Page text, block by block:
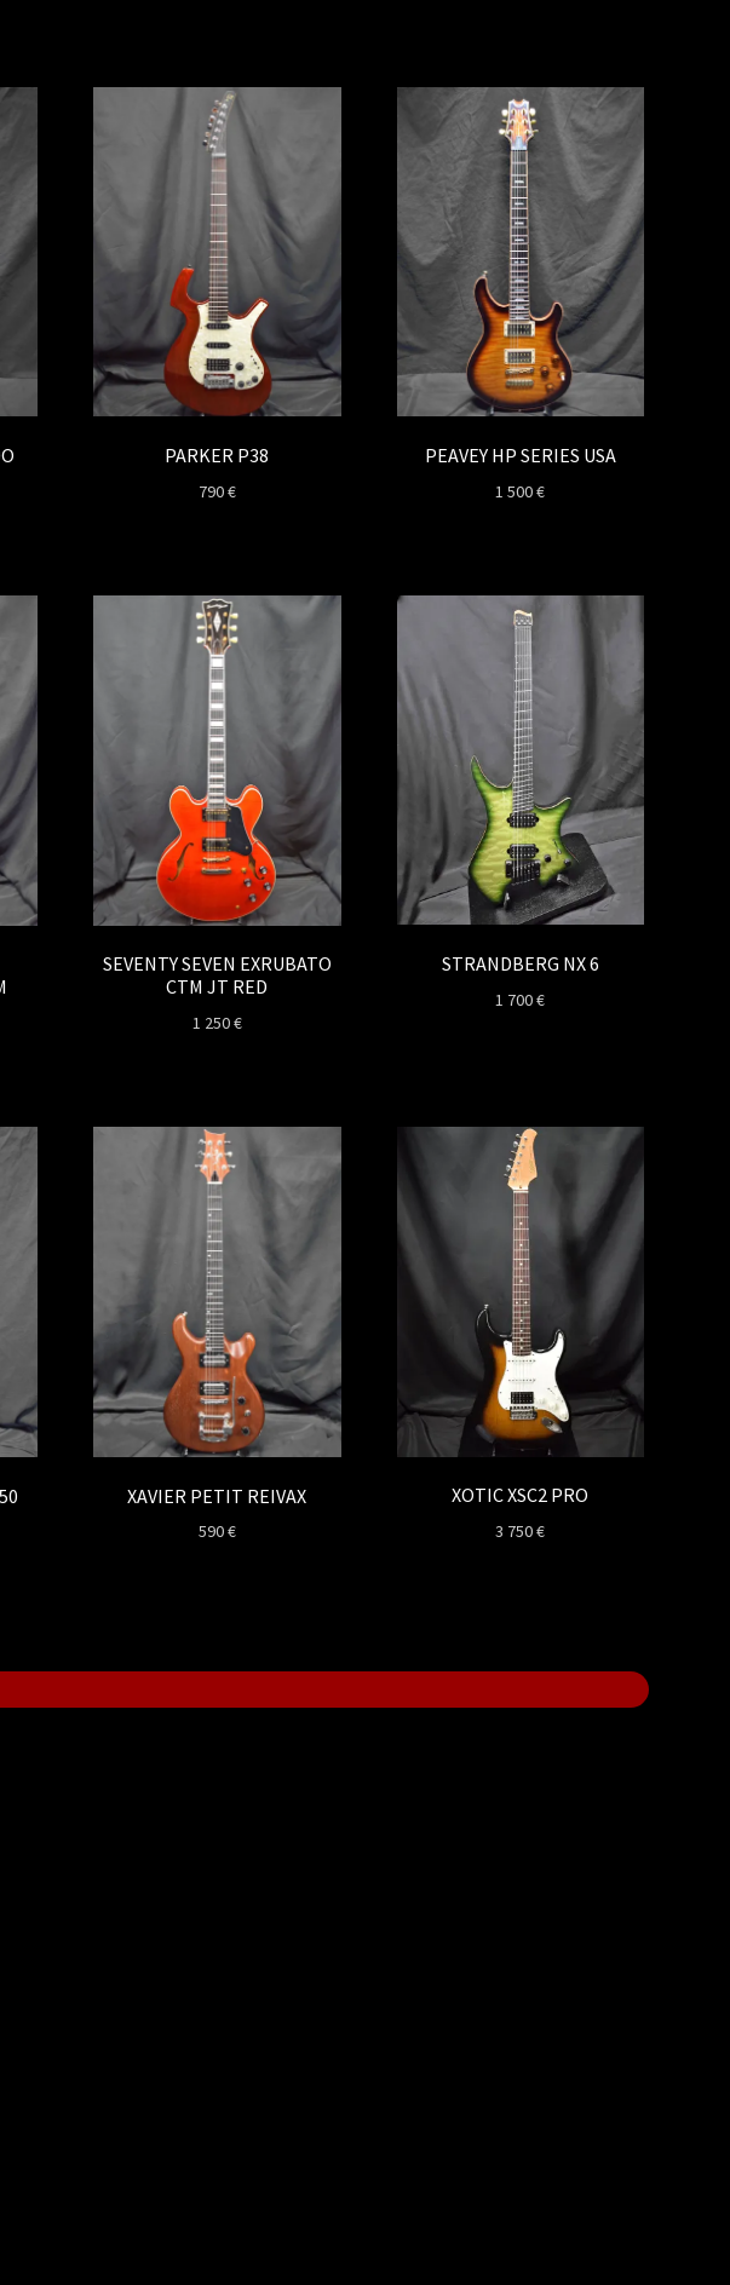
PARKER P38
790€
PEAVEY HP SERIES USA
1 500€
SEVENTY SEVEN EXRUBATO
CTM JT RED
1 250€
STRANDBERG NX 6
1 700€
XAVIER PETIT REIVAX
590€
XOTIC XSC2 PRO
3 750€